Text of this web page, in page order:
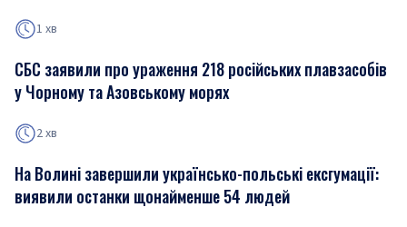
1 хв
СБС заявили про ураження 218 російських плавзасобів
у Чорному та Азовському морях
2 хв
На Волині завершили українсько-польські ексгумації:
виявили останки щонайменше 54 людей